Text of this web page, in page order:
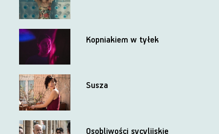
Kopniakiem w tyłek
Susza
Osobliwości sycylijskie